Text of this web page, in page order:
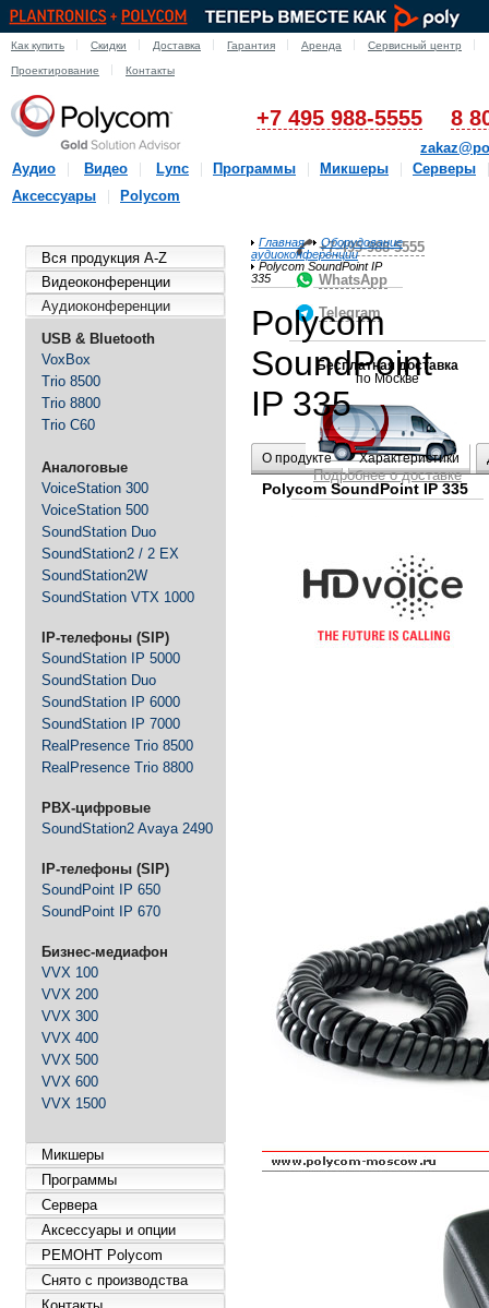
Как купить Скидки Доставка Гарантия Аренда Сервисный центр
Проектирование Контакты
+7 495 988-5555 8
Аудио
Видео Lync Программы Микшеры
Серверы
Аксессуары
Polycom
Вся продукция A-Z
Видеоконференции
Аудиоконференции
USB & Bluetooth
VoxBox
Trio 8500
Trio 8800
Trio C60
Аналоговые
VoiceStation 300
VoiceStation 500
SoundStation Duo
SoundStation2 / 2 EX
SoundStation2W
SoundStation VTX 1000
IP-телефоны (SIP)
SoundStation IP 5000
SoundStation Duo
SoundStation IP 6000
SoundStation IP 7000
RealPresence Trio 8500
RealPresence Trio 8800
PBX-цифровые
SoundStation2 Avaya 2490
IP-телефоны (SIP)
SoundPoint IP 650
SoundPoint IP 670
Бизнес-медиафон
VVX 100
VVX 200
VVX 300
VVX 400
VVX 500
VVX 600
VVX 1500
Микшеры
Программы
Сервера
Аксессуары и опции
РЕМОНТ Polycom
Снято с производства
+7-495-988-5555
WhatsApp
Telegram
Бесплатная доставка
по Москве
Подробнее о доставке
-Ответимбыстро
-ЭкономимВаше время
Главная
Оборудование
аудиоконференции
Polycom SoundPoint IP
335
Polycom
SoundPoint
IP 335
О продукте Характеристики
Polycom SoundPoint IP 335